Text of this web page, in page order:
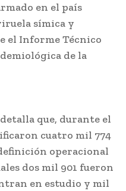
en el país
símica y
el Informe Técnico
de la
que, durante el
cuatro mil 774
operacional
dos mil 901 fueron
en estudio y mil